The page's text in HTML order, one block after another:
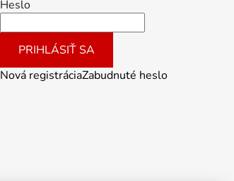
Heslo
PRIHLÁSIŤ SA
Nová registráciaZabudnuté heslo